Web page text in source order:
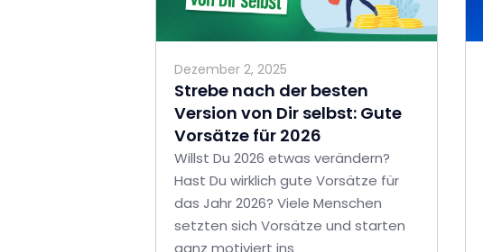
Dezember 2, 2025
Strebe nach der besten
Version von Dir selbst: Gute
Vorsätze für 2026
Willst Du 2026 etwas verändern?
Hast Du wirklich gute Vorsätze für
das Jahr 2026? Viele Menschen
setzten sich Vorsätze und starten
ganz motiviert ins